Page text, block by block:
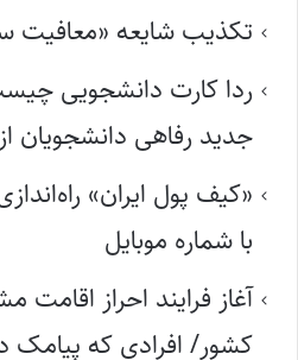
تکذیب شایعه «معافیت
ردا کارت دانشجویی
جدید رفاهی دانشجویان از
«کیف پول ایران»
با شماره موبایل
آغاز فرایند احراز اقامت
کشور/ افرادی که پیامک